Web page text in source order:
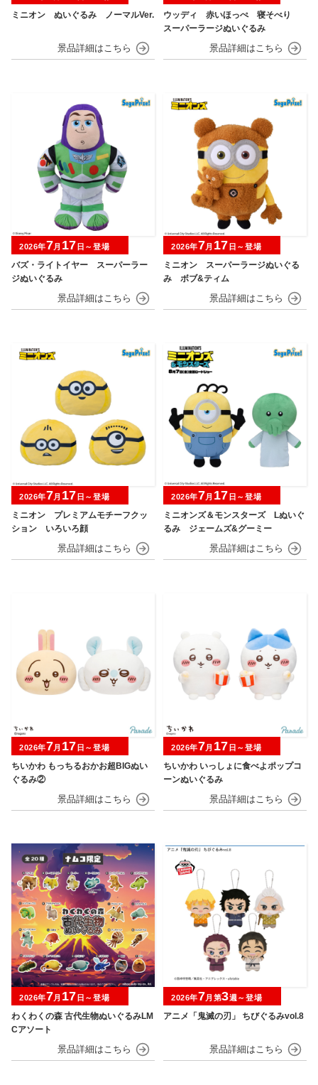
ミニオン ぬいぐるみ ノーマルVer.
ウッディ 赤いほっぺ 寝そべり
スーパーラージぬいぐるみ
バズ・ライトイヤー スーパーラー
ジぬいぐるみ
2026年7月 17 日～登場
ミニオン スーパーラージぬいぐる
み ボブ&ティム
2026年7月 17 日～登場
ミニオン プレミアムモチーフクッ
ション いろいろ顔
2026年7月 17 日～登場
ミニオンズ＆モンスターズ Lぬいぐ
るみ ジェームズ&グーミー
2026年7月 17 日～登場
ちいかわ もっちるおかお超BIGぬい
ぐるみ②
2026年7月 17 日～登場
ちいかわ いっしょに食べよポップコ
ーンぬいぐるみ
2026年7月 17 日～登場
わくわくの森 古代生物ぬいぐるみLM
Cアソート
2026年7月 17 日～登場
アニメ「鬼滅の刃」 ちびぐるみvol.8
2026年7月第3週～登場